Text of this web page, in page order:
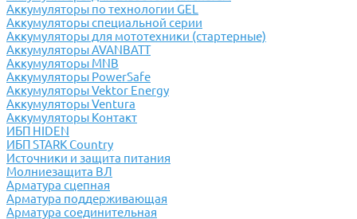
Аккумуляторы по технологии GEL
Аккумуляторы специальной серии
Аккумуляторы для мототехники (стартерные)
Аккумуляторы AVANBATT
Аккумуляторы MNB
Аккумуляторы PowerSafe
Аккумуляторы Vektor Energy
Аккумуляторы Ventura
Аккумуляторы Контакт
ИБП HIDEN
ИБП STARK Country
Источники и защита питания
Молниезащита ВЛ
Арматура сцепная
Арматура поддерживающая
Арматура соединительная